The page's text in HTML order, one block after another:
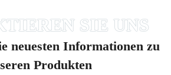
neuesten Informationen zu
Produkten